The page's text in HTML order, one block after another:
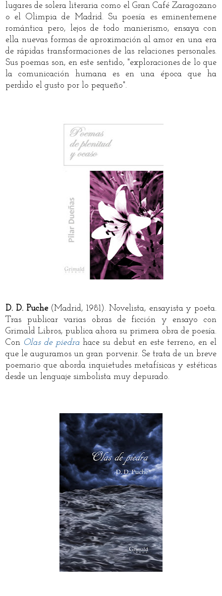
lugares de solera literaria como el Gran Café Zaragozano
o el Olimpia de Madrid. Su poesía es eminentemene
romántica pero, lejos de todo manierismo, ensaya con
ella nuevas formas de aproximación al amor en una era
de rápidas transformaciones de las relaciones personales.
Sus poemas son, en este sentido, "exploraciones de lo que
la comunicación humana es en una época que ha
perdido el gusto por lo pequeño".
D. D. Puche(Madrid, 1981). Novelista, ensayista y poeta.
Tras publicar varias obras de ficción y ensayo con
Grimald Libros, publica ahora su primera obra de poesía.
Con Olas de piedra hace su debut en este terreno, en el
que le auguramos un gran porvenir. Se trata de un breve
poemario que aborda inquietudes metafísicas y estéticas
desde un lenguaje simbolista muy depurado.